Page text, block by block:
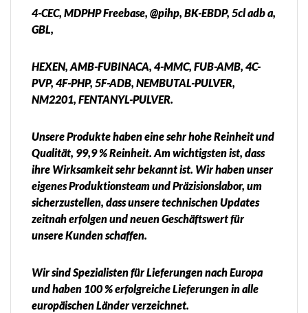
4-CEC, MDPHP Freebase, @pihp, BK-EBDP, 5cl adb a,
GBL,
HEXEN, AMB-FUBINACA, 4-MMC, FUB-AMB, 4C-
PVP, 4F-PHP, 5F-ADB, NEMBUTAL-PULVER,
NM2201, FENTANYL-PULVER.
Unsere Produkte haben eine sehr hohe Reinheit und
Qualität, 99,9 % Reinheit. Am wichtigsten ist, dass
ihre Wirksamkeit sehr bekannt ist. Wir haben unser
eigenes Produktionsteam und Präzisionslabor, um
sicherzustellen, dass unsere technischen Updates
zeitnah erfolgen und neuen Geschäftswert für
unsere Kunden schaffen.
Wir sind Spezialisten für Lieferungen nach Europa
und haben 100 % erfolgreiche Lieferungen in alle
europäischen Länder verzeichnet.